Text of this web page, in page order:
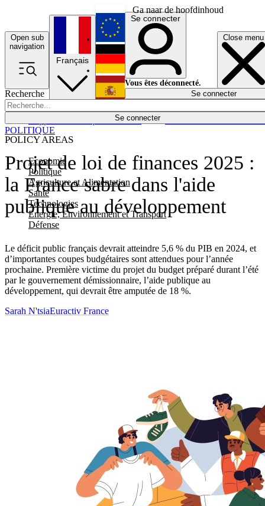
Ga naar de hoofdinhoud
Open sub
navigation
Close menu
Recherche
Se connecter
POLICY AREAS
Economie
Politique
Agriculture et Alimentation
Santé
Technologies
Energie, Environnement et Transport
Défense
Économie
Français
English
Deutsch
Español
Se connecter
Vous êtes déconnecté.
Se connecter
Projet de loi de finances 2025 :
la France sabre dans l'aide
publique au développement
Le déficit public français devrait atteindre 5,6 % du PIB en 2024, et
d’importantes coupes budgétaires sont attendues pour l’année
prochaine. Première victime du projet du budget préparé durant l’été
par le gouvernement démissionnaire, l’aide publique au
développement, qui devrait être amputée de 18 %.
POLITIQUE
Sarah N'tsiaEuractiv France